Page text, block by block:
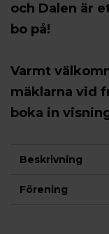
och Dalen är
bo på!
Varmt
mäklarna vid
boka in
Beskrivning
Förening